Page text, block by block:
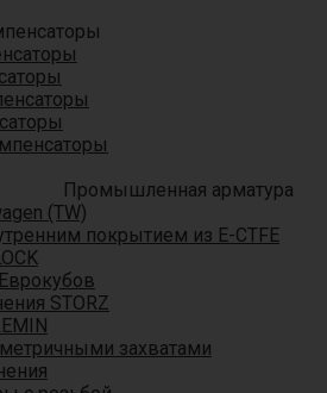
Промышленная арматура
(TW)
покрытием из E-CTFE
STORZ
захватами